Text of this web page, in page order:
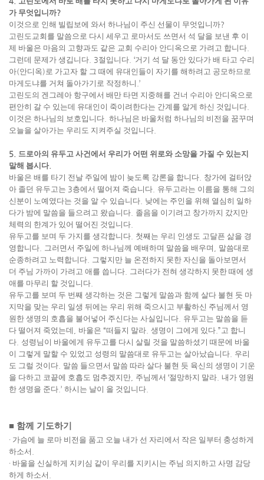
가 무엇입니까?
이것으로 인해 빌립보에 와서 하나님이 주신 선물이 무엇입니까?
고린도교회를 말씀으로 다시 세우고 로마서도 쓰면서 석 달을 보낸 후 이
제 바울은 마음의 고향과도 같은 교회 수리아 안디옥으로 가려고 합니다
그런데 문제가 생깁니다 . 3절입니다 . ‘거기 석 달 동안 있다가 배 타고 수리
아(안디옥)로 가고자 할 그 때에 유대인들이 자기를 해하려고 공모하므로
마게도냐를 거쳐 돌아가기로 작정하니 .’
고린도의 겐그레아 항구에서 배만 타면 지중해를 건너 수리아 안디옥으로
편안히 갈 수 있는데 유대인이 죽이려한다는 간계를 알게 하신 것입니다
이것은 하나님의 보호입니다 하나님은 바울처럼 하나님의 비전을 꿈꾸며
오늘을 살아가는 우리도 지켜주실 것입니다
5. 드로아의 유두고 사건에서 우리가 어떤 위로와 소망을 가질 수 있는지
말해 봅시다.
바울은 배를 타기 전날 주일에 밤이 늦도록 강론을 합니다 창가에 걸터앉
아 졸던 유두고는 3층에서 떨어져 죽습니다 유두고라는 이름을 통해 그의
신분이 노예였다는 것을 알 수 있습니다 낮에는 주인을 위해 열심히 일하
다가 밤에 말씀을 들으려고 왔습니다 졸음을 이기려고 창가까지 갔지만
체력의 한계가 있어 떨어진 것입니다
유두고를 보며 두 가지를 생각합니다 첫째는 우리 인생도 고달픈 삶을 경
영합니다 그러면서 주일에 하나님께 예배하며 말씀을 배우며
말씀대로
순종하려고 노력합니다 그렇지만 늘 온전하지 못한 자신을 돌아보면서
더 주님 가까이 가려고 애를 씁니다 그러다가 전혀 생각하지 못한 때에 생
애를 마무리 할 것입니다
유두고를 보며 두 번째 생각하는 것은 그렇게 말씀과 함께 살다 불현 듯 마
지막을 맞는 우리 일생 뒤에는 우리 위해 죽으시고 부활하신 주님께서 영
원한 생명의 호흡을 불어넣어 주신다는 사실입니다 유두고는 말씀을 듣
다 떨어져 죽었는데
바울은 “떠들지 말라 생명이 그에게 있다 .”고 합니
다 성령님이 바울에게 유두고를 다시 살릴 것을 말씀하셨기 때문에 바울
이 그렇게 말할 수 있었고 성령의 말씀대로 유두고는 살아났습니다 우리
도 그럴 것이다 말씀 들으면서 말씀 따라 살다 불현 듯 육신의 생명이 기운
을 다하고 코끝에 호흡도 멈추겠지만 주님께서 ‘절망하지 말라 내가 영원
한 생명을 준다 .’ 하시는 날이 올 것입니다
■ 함께 기도하기
∙ 가슴에 늘 로마 비전을 품고 오늘 내가 선 자리에서 작은 일부터 충성하게
하소서
∙ 바울을 신실하게 지키심 같이 우리를 지키시는 주님 의지하고 사명 감당
하게 하소서